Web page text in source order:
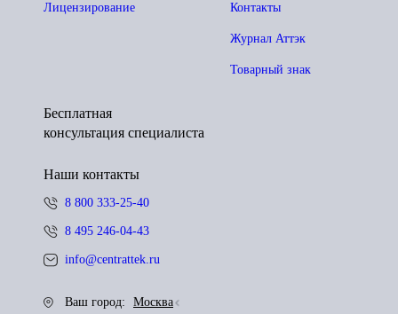
Контакты
Журнал Аттэк
Товарный знак
Лицензирование
Бесплатная
консультация специалиста
Наши контакты
8 800 333-25-40
8 495 246-04-43
info@centrattek.ru
Ваш город:
Москва